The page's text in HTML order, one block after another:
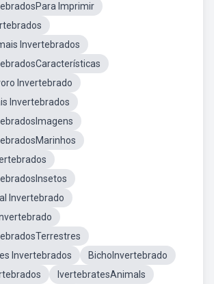
Imprimir
Invertebrados
Invertebrado
Invertebrados
Invertebrado
Invertebrados
BichoInvertebrado
IvertebratesAnimals